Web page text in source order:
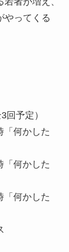
やってくる
回予定）
何かした
何かした
何かした